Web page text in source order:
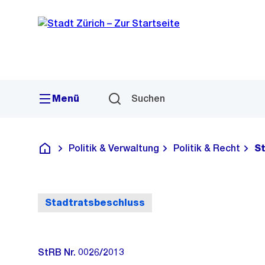
Navigation
Sprunglink
Menü Suchen
Deutsch
Politik & Verwaltung Politik & Recht
Stadtratsbeschluss
StRB Nr. 0026/2013